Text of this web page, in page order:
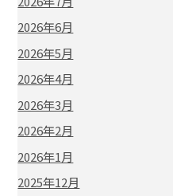
2026年6月
2026年5月
2026年4月
2026年3月
2026年2月
2026年1月
2025年12月